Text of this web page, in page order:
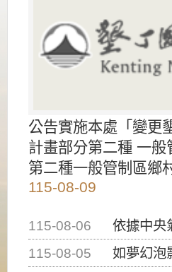
公告實施本處「變更
計畫部分第二種 一般
第二種一般管制區鄉
115-08-09
115-08-06
依據中央氣象署資料顯示，白海
115-08-05
如夢幻泡